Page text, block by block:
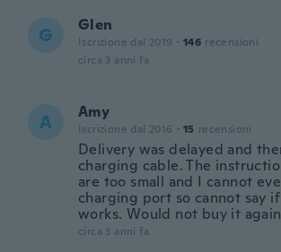
G Glen
Iscrizione dal 2019 · 146 recensioni
circa 3 anni fa
A Amy
Iscrizione dal 2016 · 15 recensioni
Delivery was delayed and
charging cable. The
are too small and I cannot
charging port so cannot say
works. Would not buy it
circa 3 anni fa